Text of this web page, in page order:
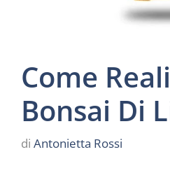
Come
Bonsai Di
di Antonietta Rossi